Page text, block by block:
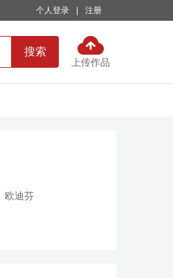
个人登录 注册
搜索
上传作品
欧迪芬